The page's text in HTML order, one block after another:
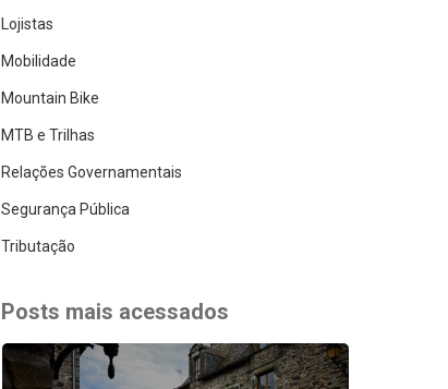
Lojistas
Mobilidade
Mountain Bike
MTB e Trilhas
Relações Governamentais
Segurança Pública
Tributação
Posts mais acessados